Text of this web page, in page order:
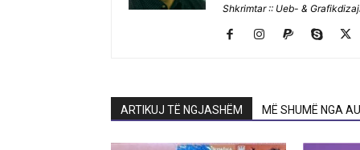
Shkrimtar :: Ueb- &
ARTIKUJ TË NGJASHËM MË SHUMË NGA